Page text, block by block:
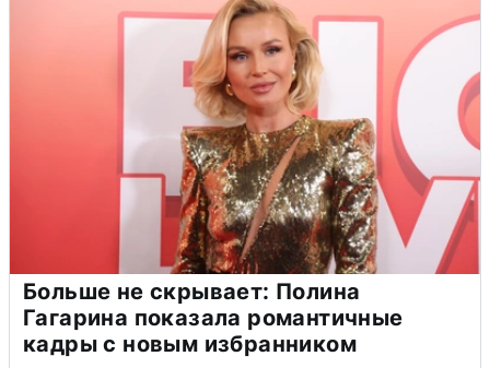
Больше не скрывает: Полина
Гагарина показала романтичные
кадры с новым избранником